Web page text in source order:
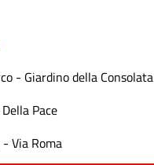
- Giardino della Consolata
Pace
Via Roma